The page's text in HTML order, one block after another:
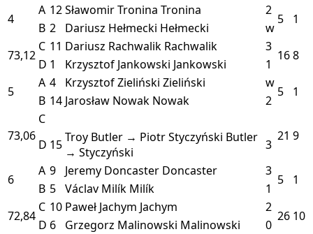
4
A 12Sławomir Tronina Tronina 2
5 1
B 2 Dariusz Hełmecki Hełmecki
w
73,12
C 11 Dariusz Rachwalik Rachwalik 3
168
D 1 Krzysztof Jankowski Jankowski
1
5
A 4 Krzysztof Zieliński Zieliński w
5 1
B 14 Jarosław Nowak Nowak 2
73,06
C
21 9
D 15Troy Butler → Piotr Styczyński Butler
→ Styczyński
3
6
A 9 Jeremy Doncaster Doncaster 3
5 1
B 5 Václav Milík Milík
1
72,84
C 10 Paweł Jachym Jachym 2
26 10
D 6 Grzegorz Malinowski Malinowski 0